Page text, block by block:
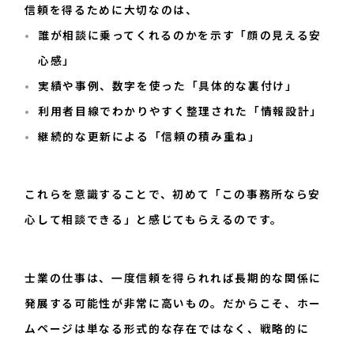
信頼を得るために大切なのは、
誰が相談に乗ってくれるのかを示す「顔の見える安
心感」
実績や事例、数字を使った「具体的な裏付け」
利用者目線でわかりやすく整理された「情報設計」
継続的な更新による「信頼の積み重ね」
これらを意識することで、初めて「この事務所なら安
心して相談できる」と感じてもらえるのです。
士業の仕事は、一度信頼を得られれば長期的な関係に
発展する可能性が非常に高いもの。だからこそ、ホー
ムページは単なる形式的な存在ではなく、戦略的に